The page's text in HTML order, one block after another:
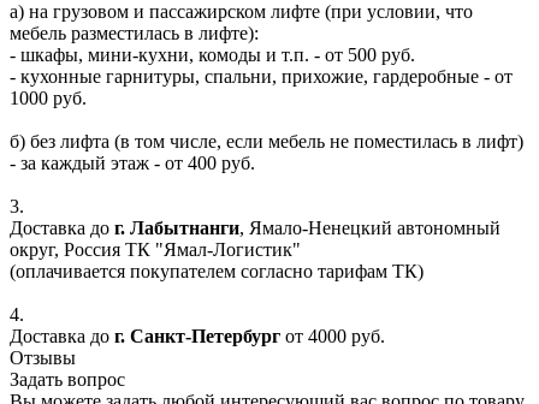
а) на грузовом и пассажирском лифте (при условии, что
мебель разместилась в лифте):
- шкафы, мини-кухни, комоды и т.п. - от 500 руб.
- кухонные гарнитуры, спальни, прихожие, гардеробные - от
1000 руб.
б) без лифта (в том числе, если мебель не поместилась в лифт)
- за каждый этаж - от 400 руб.
3.
Доставка до г. Лабытнанги, Ямало-Ненецкий автономный
округ, Россия ТК "Ямал-Логистик"
(оплачивается покупателем согласно тарифам ТК)
4.
Доставка до г. Санкт-Петербург от 4000 руб.
Отзывы
Задать вопрос